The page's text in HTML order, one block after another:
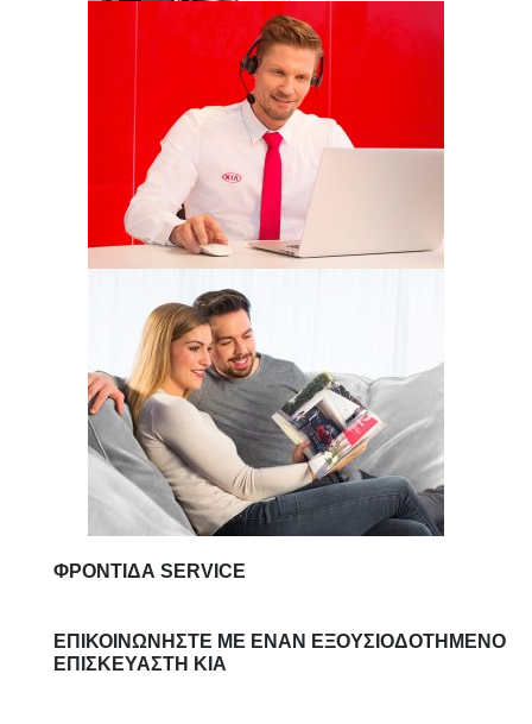
ΦΡΟΝΤΊΔΑ SERVICE
ΕΠΙΚΟΙΝΩΝΉΣΤΕ ΜΕ ΈΝΑΝ ΕΞΟΥΣΙΟΔΟΤΗΜΈΝΟ
ΕΠΙΣΚΕΥΑΣΤΉ KIA